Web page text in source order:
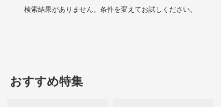
検索結果がありません。条件を変えてお試しください。
おすすめ特集